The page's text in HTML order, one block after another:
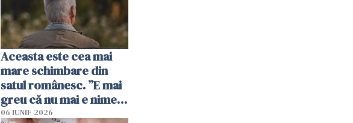
Aceasta este cea mai
mare schimbare din
satul românesc. ”E mai
greu că nu mai e nimeni
pe-aici, prin jur”
06 IUNIE 2026